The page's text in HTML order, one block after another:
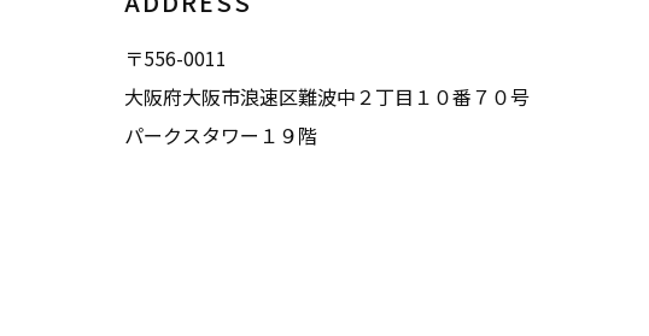
〒556-0011
大阪府大阪市浪速区難波中２丁目１０番７０号
パークスタワー１９階